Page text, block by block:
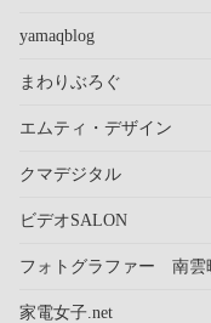
yamaqblog
まわりぶろぐ
エムティ・デザイン
クマデジタル
ビデオSALON
フォトグラファー 南雲
家電女子.net